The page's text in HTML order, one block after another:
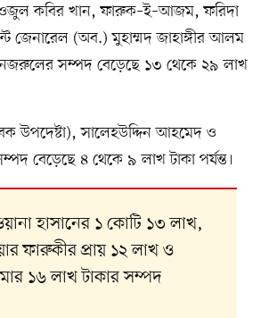
কবির খান, ফারুক–ই–আজম, ফরিদা
জেনারেল (অব.) মুহাম্মদ জাহাঙ্গীর আলম
সম্পদ বেড়েছে ১৩ থেকে ২৯ লাখ
উপদেষ্টা), সালেহউদ্দিন আহমেদ ও
বেড়েছে ৪ থেকে ৯ লাখ টাকা পর্যন্ত।
হাসানের ১ কোটি ১৩ লাখ,
ফারুকীর প্রায় ১২ লাখ ও
১৬ লাখ টাকার সম্পদ